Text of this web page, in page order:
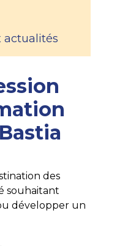
actualités
des
souhaitant
développer un